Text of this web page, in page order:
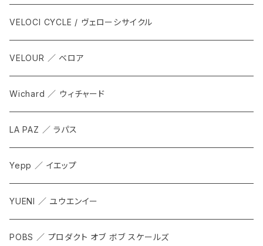
ALL
Tops
Bottoms
Accesorries
VELOCI CYCLE / ヴェローシサイクル
VELOUR ／ ベロア
Wichard ／ ウィチャード
LA PAZ ／ ラパス
Yepp ／ イエップ
YUENI ／ ユウエンイー
POBS ／ プロダクト オブ ボブ スケールズ